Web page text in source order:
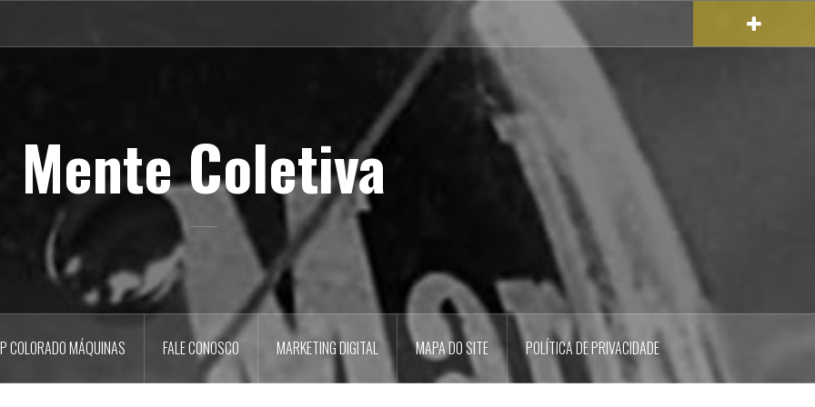
Mente Coletiva
COLORADO MÁQUINAS FALE CONOSCO MARKETING DIGITAL MAPA DO SITE POLÍTICA DE PRIVACIDADE